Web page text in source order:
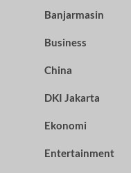
Banjarmasin
Business
China
DKI Jakarta
Ekonomi
Entertainment